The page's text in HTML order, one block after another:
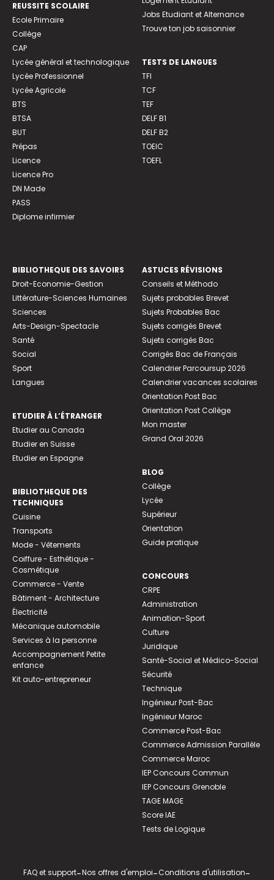
REUSSITE SCOLAIRE
Ecole Primaire
Collège
CAP
Lycée général et technologique
Lycée Professionnel
Lycée Agricole
BTS
BTSA
BUT
Prépas
Licence
Licence Pro
DN Made
PASS
Diplome infirmier
Jobs Etudiant et Alternance
Trouve ton job saisonnier
TESTS DE LANGUES
TFI
TCF
TEF
DELF B1
DELF B2
TOEIC
TOEFL
BIBLIOTHEQUE DES SAVOIRS
Droit-Economie-Gestion
Littérature-Sciences Humaines
Sciences
Arts-Design-Spectacle
Santé
Social
Sport
Langues
ETUDIER À L’ÉTRANGER
Etudier au Canada
Etudier en Suisse
Etudier en Espagne
BIBLIOTHEQUE DES
TECHNIQUES
Cuisine
Transports
Mode - Vêtements
Coiffure - Esthétique -
Cosmétique
Commerce - Vente
Bâtiment - Architecture
Électricité
Mécanique automobile
Services à la personne
Accompagnement Petite
enfance
Kit auto-entrepreneur
ASTUCES RÉVISIONS
Conseils et Méthodo
Sujets probables Brevet
Sujets Probables Bac
Sujets corrigés Brevet
Sujets corrigés Bac
Corrigés Bac de Français
Calendrier Parcoursup 2026
Calendrier vacances scolaires
Orientation Post Bac
Orientation Post Collège
Mon master
Grand Oral 2026
BLOG
Collège
Lycée
Supérieur
Orientation
Guide pratique
CONCOURS
CRPE
Administration
Animation-Sport
Culture
Juridique
Santé-Social et Médico-Social
Sécurité
Technique
Ingénieur Post-Bac
Ingénieur Maroc
Commerce Post-Bac
Commerce Admission Parallèle
Commerce Maroc
IEP Concours Commun
IEP Concours Grenoble
TAGE MAGE
Score IAE
Tests de Logique
FAQ et support-Nos offres d'emploi-Conditions d'utilisation-